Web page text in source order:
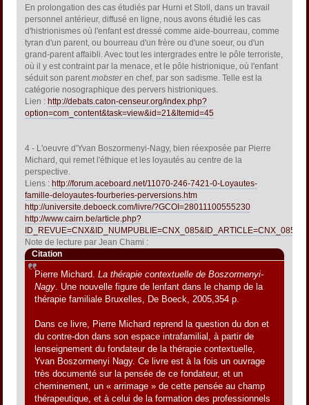
En prolongation des cas étudiés par Hurni et Stoll, dans un travail
personnel antérieur, diffusé en ligne, nous avons étudié les cas
d'histrionismes où l'enfant est dressé comme aide-bourreau, comme
tyran d'un parent, ou bourreau d'un frère ou d'une soeur, ou d'un
grand-parent affaibli. Avec tout les intergrades entre le pôle terroriste,
où il y est contraint par la menace, et le pôle histrionique, où l'enfant
séduit son parentmobsteren chef, par son sadisme. Telle est la
catégorie nosographique des pervers histrioniques.
Lien : http://debats.caton-censeur.org/index.php?
option=com_content&task=view&id=21&Itemid=45
4 - L'oeuvre d'Yvan Boszormenyi-Nagy, bien réexposée par Pierre
Michard, qui remet l'éthique et les loyautés au centre de la
perspective.
Liens : http://forum.aceboard.net/11070-246-7421-0-Loyautes-
famille-deloyautes-fourberies-perversions.htm
http://universite.deboeck.com/livre/?GCOI=28011100555230
http://www.cairn.be/article.php?
Note de lecture par Jean Chami :
Citation
Pierre Michard.La thérapie contextuelle de Boszormenyi-
Nagy. Une nouvelle figure de lenfant dans le champ de la
thérapie familiale Bruxelles, De Boeck, 2005,354 p.
Dans ce livre, Pierre Michard reprend la question du don et
du contre-don dans son espace intrafamilial, à partir de
lenseignement du fondateur de la thérapie contextuelle,
Yvan Boszormenyi Nagy. Ce livre est à la fois un ouvrage
très documenté sur la pensée de ce fondateur, et un
cheminement, un « arrimage » de cette pensée au champ
thérapeutique, et à celui de la formation des professionnels